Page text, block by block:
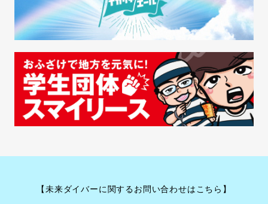
ー
シ
ョ
ン
【未来ダイバーに関するお問い合わせはこちら】